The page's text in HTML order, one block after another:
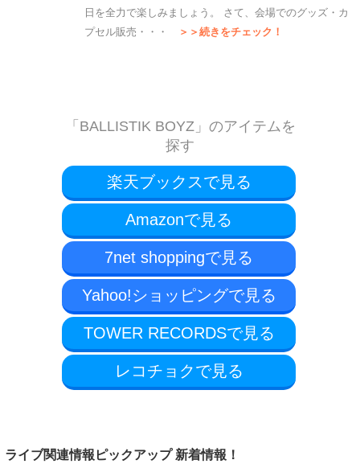
日を全力で楽しみましょう。 さて、会場でのグッズ・カ
プセル販売・・・
＞＞続きをチェック！
「BALLISTIK BOYZ」のアイテムを
探す
楽天ブックスで見る
Amazonで見る
7net shoppingで見る
Yahoo!ショッピングで見る
TOWER RECORDSで見る
レコチョクで見る
ライブ関連情報ピックアップ 新着情報！